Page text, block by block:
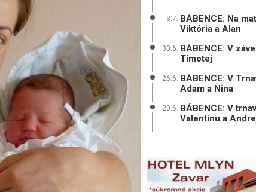
3.7. BÁBENCE: Na
Viktória a Alan
30.6. BÁBENCE: V
Timotej
26.6. BÁBENCE: V
Adam a Nina
20.6. BÁBENCE: V
Valentínu a